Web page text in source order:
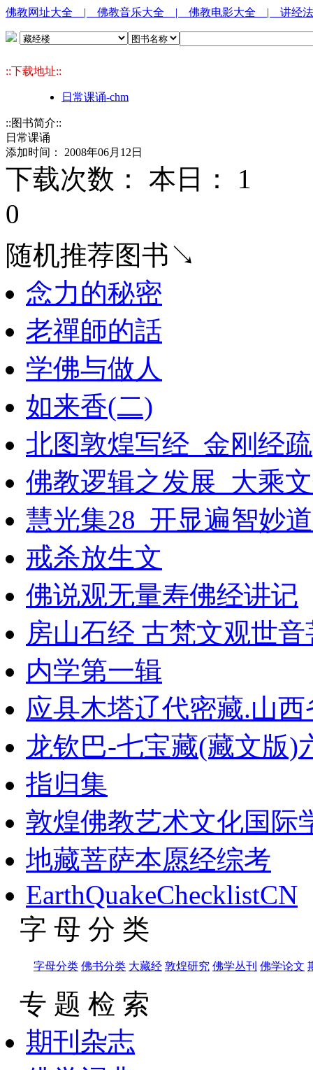
佛教网址大全 | 佛教音乐大全 | 佛教电影大全 | 讲经
::下载地址::
日常课诵-chm
::图书简介::
日常课诵
添加时间： 2008年06月12日
下载次数： 本日： 1
0
随机推荐图书↘
念力的秘密
老禪師的話
学佛与做人
如来香(二)
北图敦煌写经_金刚经疏
佛教逻辑之发展_大乘
慧光集28_开显遍智妙道
戒杀放生文
佛说观无量寿佛经讲记
房山石经 古梵文观世
内学第一辑
应县木塔辽代密藏.山西
龙钦巴-七宝藏(藏文版)
指归集
敦煌佛教艺术文化国际
地藏菩萨本愿经综考
EarthQuakeChecklistCN
字 母 分 类
字母分类 佛书分类 大藏经 敦煌研究 佛学丛刊 佛学论文
专 题 检 索
期刊杂志